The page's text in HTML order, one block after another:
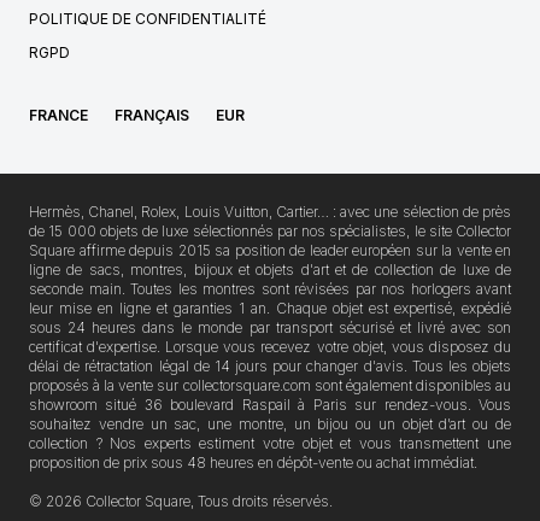
POLITIQUE DE CONFIDENTIALITÉ
RGPD
FRANCE FRANÇAIS EUR
Hermès, Chanel, Rolex, Louis Vuitton, Cartier… : avec une sélection de près
de 15 000 objets de luxe sélectionnés par nos spécialistes, le site Collector
Square affirme depuis 2015 sa position de leader européen sur la vente en
ligne de sacs, montres, bijoux et objets d'art et de collection de luxe de
seconde main. Toutes les montres sont révisées par nos horlogers avant
leur mise en ligne et garanties 1 an. Chaque objet est expertisé, expédié
sous 24 heures dans le monde par transport sécurisé et livré avec son
certificat d'expertise. Lorsque vous recevez votre objet, vous disposez du
délai de rétractation légal de 14 jours pour changer d'avis. Tous les objets
proposés à la vente sur collectorsquare.com sont également disponibles au
showroom situé 36 boulevard Raspail à Paris sur rendez-vous. Vous
souhaitez vendre un sac, une montre, un bijou ou un objet d’art ou de
collection ? Nos experts estiment votre objet et vous transmettent une
proposition de prix sous 48 heures en dépôt-vente ou achat immédiat.
© 2026 Collector Square, Tous droits réservés.